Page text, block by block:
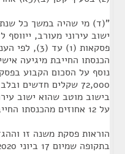
"(ד) מי שהיה במשך כל
ישוב עירוני מעורב, ייווסף
פסקאות (1)
הכנסתו החייבת מיגיעה
72,000 שקלים חדשים
בישוב מוטב שהוא ישוב
על 12 אחוזים מהכנסתו החייבת מיגיעה אישית.
הוראות פסקת משנה זו
בתקופה שמיום 17 ביוני 2020 ועד יום 31 בדצמבר 2022.